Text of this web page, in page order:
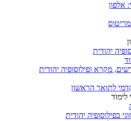
אלפון
יהודית
מקרא ופילוסופיה יהודית
לתואר הראשון
לימוד
בפילוסופיה יהודית